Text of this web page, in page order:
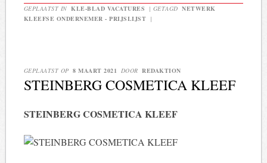
GEPLAATST IN KLE-BLAD VACATURES | GETAGD NETWERK
KLEEFSE ONDERNEMER - PRIJSLIJST |
GEPLAATST OP 8 MAART 2021 DOOR REDAKTION
STEINBERG COSMETICA KLEEF
STEINBERG COSMETICA KLEEF